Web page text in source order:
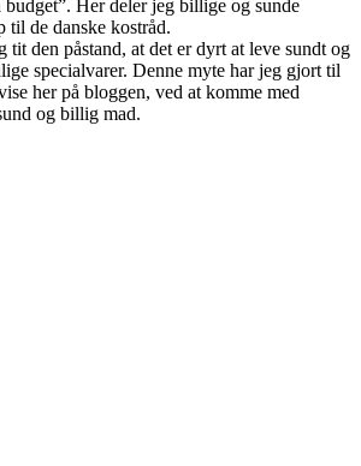
budget”. Her deler jeg billige og sunde
til de danske kostråd.
tit den påstand, at det er dyrt at leve sundt og
specialvarer. Denne myte har jeg gjort til
her på bloggen, ved at komme med
og billig mad.